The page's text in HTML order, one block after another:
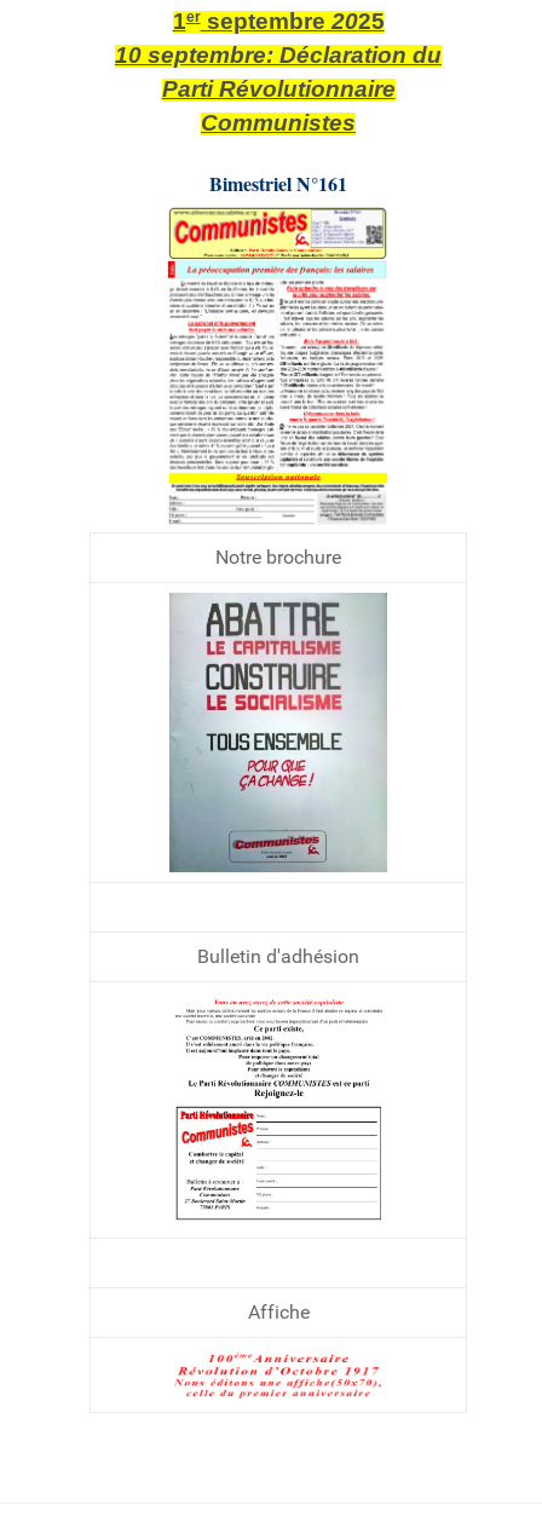
1erseptembre 2025
10 septembre: Déclaration du
Parti Révolutionnaire
Communistes
Bimestriel N°161
Notre brochure
Bulletin d'adhésion
Affiche